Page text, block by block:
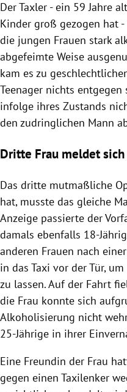
Der Taxler - ein 59 Jahre
Kinder groß gezogen hat
die jungen Frauen stark
abgefeimte Weise
kam es zu
Teenager nichts
infolge ihres Zustands
den zudringlichen Mann
Dritte Frau meldet sich
Das dritte mutmaßliche
hat, musste das gleiche
Anzeige passierte der
damals ebenfalls 18-
anderen Frauen nach
in das Taxi vor der Tür,
zu lassen. Auf der Fahrt
die Frau konnte sich
Alkoholisierung nicht
25-Jährige in ihrer
Eine Freundin der Frau
gegen einen Taxilenker